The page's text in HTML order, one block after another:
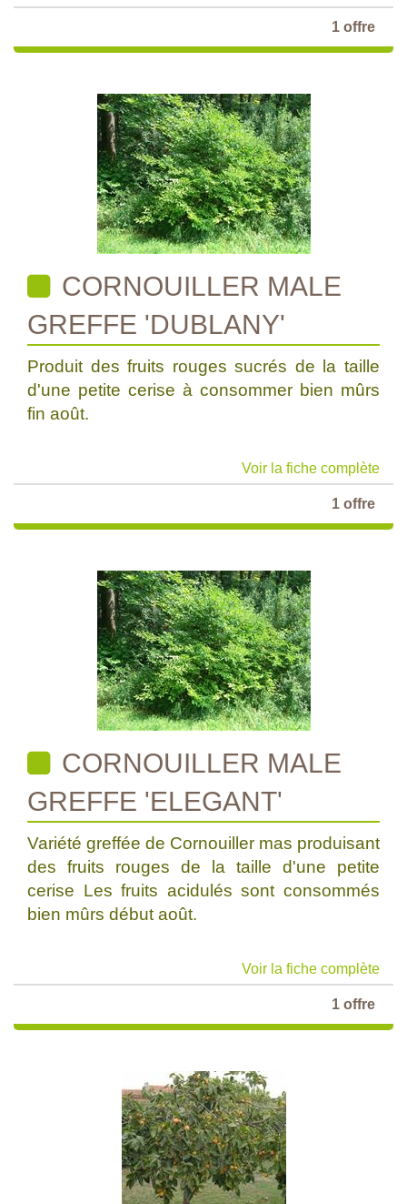
1 offre
CORNOUILLER MALE
GREFFE 'DUBLANY'
Produit des fruits rouges sucrés de la taille
d'une petite cerise à consommer bien mûrs
fin août.
Voir la fiche complète
1 offre
CORNOUILLER MALE
GREFFE 'ELEGANT'
Variété greffée de Cornouiller mas produisant
des fruits rouges de la taille d'une petite
cerise Les fruits acidulés sont consommés
bien mûrs début août.
Voir la fiche complète
1 offre